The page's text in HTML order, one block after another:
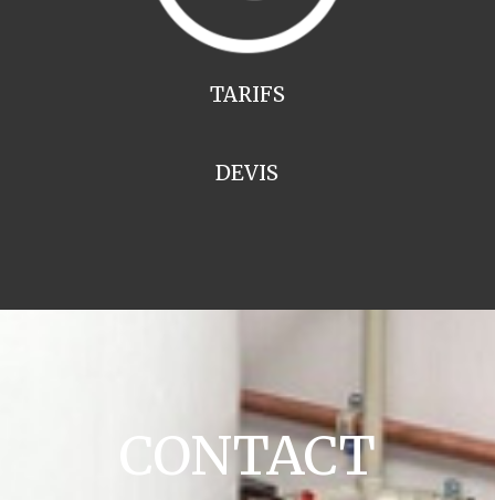
TARIFS
DEVIS
CONTACT